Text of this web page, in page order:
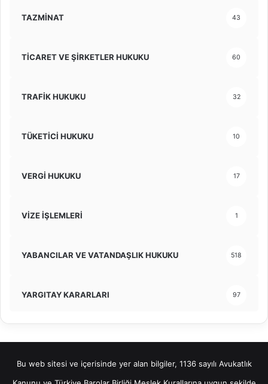
TAZMİNAT 43
TİCARET VE ŞİRKETLER HUKUKU 60
TRAFİK HUKUKU 32
TÜKETİCİ HUKUKU 10
VERGİ HUKUKU 17
VİZE İŞLEMLERİ 1
YABANCILAR VE VATANDAŞLIK HUKUKU 518
YARGITAY KARARLARI 97
Bu web sitesi ve içerisinde yer alan bilgiler, 1136 sayılı Avukatlık